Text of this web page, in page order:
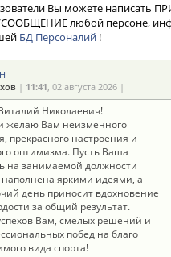
Вы можете написать
любой персоне,
БД Персоналий!
| 11:41, 02 августа 2026 |
Николаевич!
желаю Вам неизменного
прекрасного настроения и
оптимизма. Пусть Ваша
на занимаемой должности
наполнена яркими идеями, а
день приносит вдохновение
за общий результат.
Вам, смелых решений и
побед на благо
вида спорта!